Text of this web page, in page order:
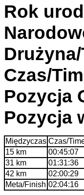
Rok
Czas/
Pozycja
Pozycja
Międzyczas Czas/
15 km
00:45:07
31 km
01:31:36
42 km
02:00:29
Meta/Finish 02:04:16